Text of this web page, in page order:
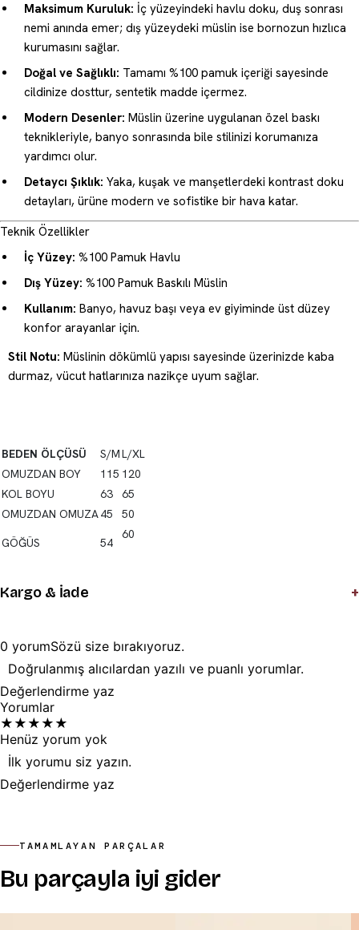
Maksimum Kuruluk: İç yüzeyindeki havlu doku, duş sonrası
nemi anında emer; dış yüzeydeki müslin ise bornozun hızlıca
kurumasını sağlar.
Doğal ve Sağlıklı: Tamamı %100 pamuk içeriği sayesinde
cildinize dosttur, sentetik madde içermez.
Modern Desenler: Müslin üzerine uygulanan özel baskı
teknikleriyle, banyo sonrasında bile stilinizi korumanıza
yardımcı olur.
Detaycı Şıklık: Yaka, kuşak ve manşetlerdeki kontrast doku
detayları, ürüne modern ve sofistike bir hava katar.
Teknik Özellikler
İç Yüzey: %100 Pamuk Havlu
Dış Yüzey: %100 Pamuk Baskılı Müslin
Kullanım: Banyo, havuz başı veya ev giyiminde üst düzey
konfor arayanlar için.
Stil Notu: Müslinin dökümlü yapısı sayesinde üzerinizde kaba
durmaz, vücut hatlarınıza nazikçe uyum sağlar.
BEDEN ÖLÇÜSÜ S/ML/XL
OMUZDAN BOY
115 120
KOL BOYU
63
65
OMUZDAN OMUZA45
50
GÖĞÜS
54
60
Kargo & İade +
0 yorumSözü size bırakıyoruz.
Doğrulanmış alıcılardan yazılı ve puanlı yorumlar.
Değerlendirme yaz
Yorumlar
★ ★ ★ ★ ★
Henüz yorum yok
İlk yorumu siz yazın.
Değerlendirme yaz
TAMAMLAYAN PARÇALAR
Bu parçayla iyi gider